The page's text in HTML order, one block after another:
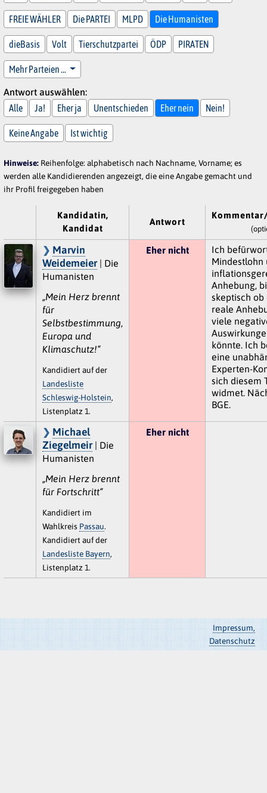
FREIE WÄHLER Die PARTEI MLPD Die Humanisten
dieBasis Volt Tierschutzpartei ÖDP PIRATEN
Mehr Parteien …
Antwort auswählen:
Alle
Ja! Eher ja Unentschieden Eher nein Nein!
Keine Angabe Ist wichtig
Hinweise: Reihenfolge: alphabetisch nach Nachname, Vorname; es
werden alle Kandidierenden angezeigt, die eine Angabe gemacht und
ihr Profil freigegeben haben
Kandidatin,
Kandidat
Antwort
Marvin
Weidemeier| Die
Humanisten
„Mein Herz brennt
für
Selbstbestimmung,
Europa und
Klimaschutz!“
Kandidiert auf der
Landesliste
Schleswig-Holstein,
Listenplatz 1.
Eher nicht
Ich
Mindestlohn
Anhebung,
skeptisch
reale
viele
könnte. Ich
eine
Experten-
sich diesem
widmet.
BGE.
Michael
Ziegelmeir| Die
Humanisten
„Mein Herz brennt
für Fortschritt“
Kandidiert im
Wahlkreis Passau.
Kandidiert auf der
Landesliste Bayern,
Listenplatz 1.
Eher nicht
Impressum,
Datenschutz